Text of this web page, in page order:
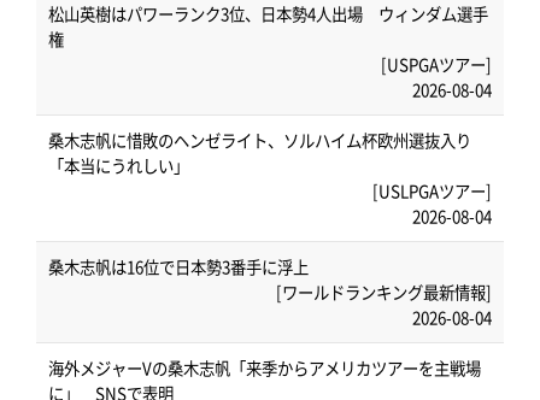
松山英樹はパワーランク3位、日本勢4人出場 ウィンダム選手
権
[USPGAツアー]
2026-08-04
桑木志帆に惜敗のヘンゼライト、ソルハイム杯欧州選抜入り
「本当にうれしい」
[USLPGAツアー]
2026-08-04
桑木志帆は16位で日本勢3番手に浮上
[ワールドランキング最新情報]
2026-08-04
海外メジャーVの桑木志帆「来季からアメリカツアーを主戦場
に」 SNSで表明